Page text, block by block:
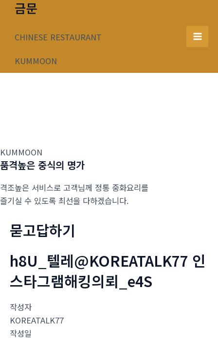
너
금문
CHINESE RESTAURANT
KUMMOON
Main
KUMMOON
품격높은 중식의 명가
격조높은 서비스로 고객님께 정통 중화요리를
즐기실 수 있도록 최선을 다하겠습니다.
묻고답하기
h8U_텔레@KOREATALK77 인
스타그램해킹의뢰_e4S
작성자
KOREATALK77
작성일